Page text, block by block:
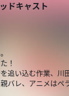
ドキャスト
！
追い込む作業、川
バレ、アニメは